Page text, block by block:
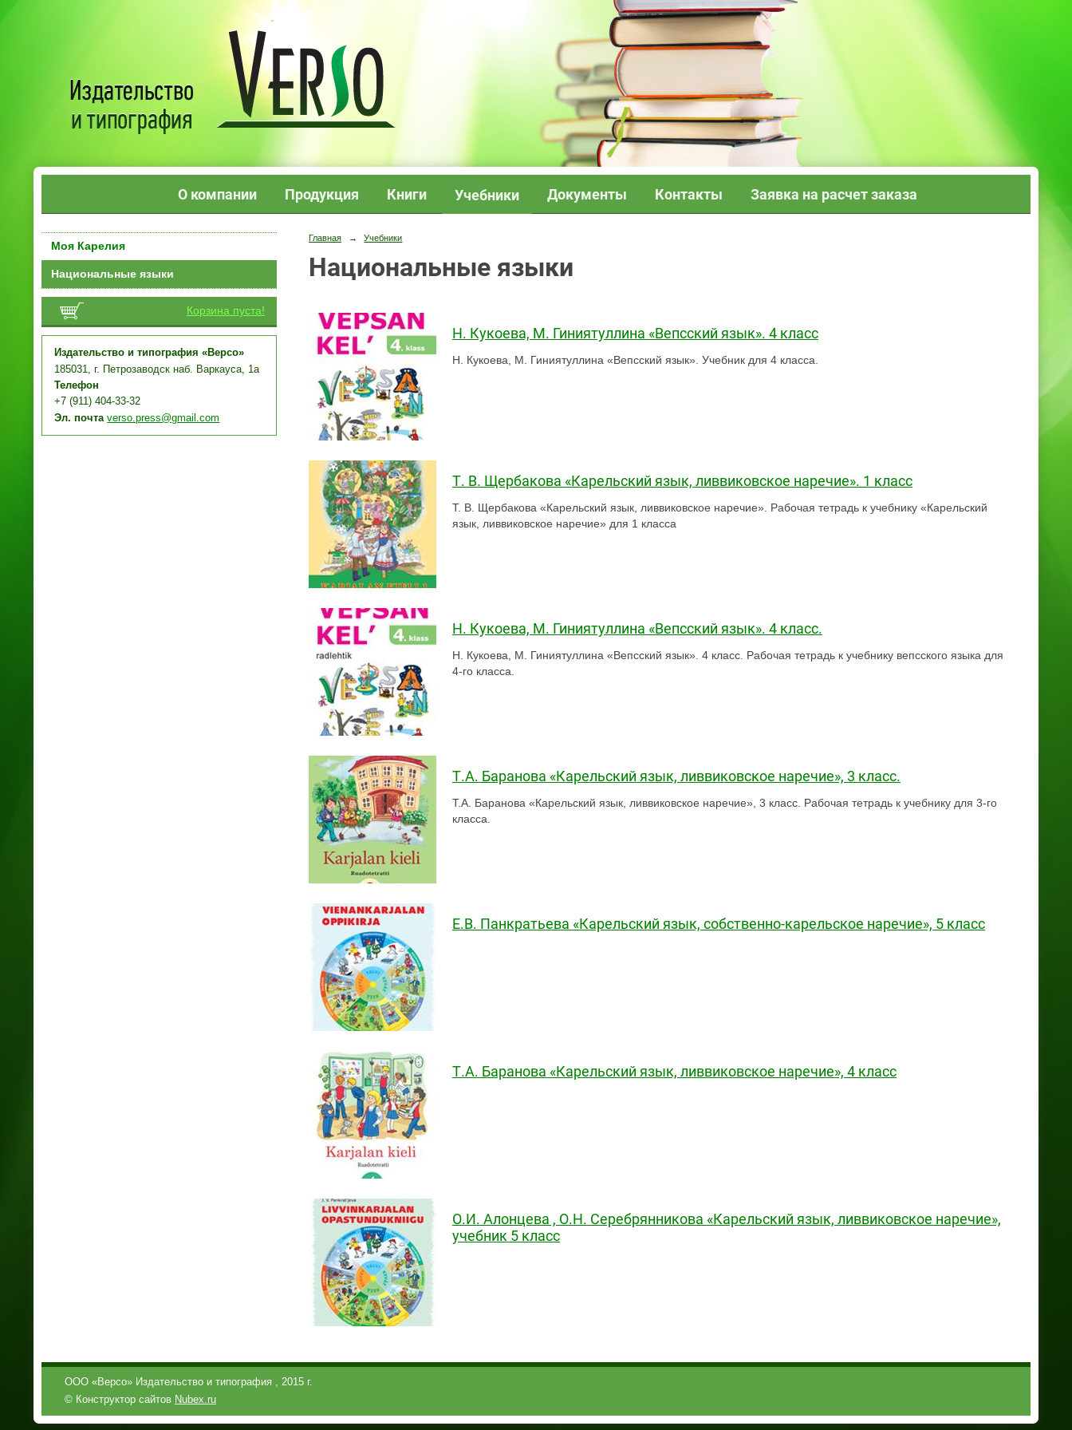
О компании Продукция Книги Учебники Документы Контакты Заявка на расчет заказа
Моя Карелия
Национальные языки
Корзина пуста!
Издательство и типография «Версо»
185031, г. Петрозаводск наб. Варкауса, 1а
Телефон
+7 (911) 404-33-32
Эл. почта verso.press@gmail.com
Главная → Учебники
Национальные языки
Н. Кукоева, М. Гиниятуллина «Вепсский язык». 4 класс
Н. Кукоева, М. Гиниятуллина «Вепсский язык». Учебник для 4 класса.
Т. В. Щербакова «Карельский язык, ливвиковское наречие». 1 класс
Т. В. Щербакова «Карельский язык, ливвиковское наречие». Рабочая тетрадь к учебнику «Карельский
язык, ливвиковское наречие» для 1 класса
Н. Кукоева, М. Гиниятуллина «Вепсский язык». 4 класс.
Н. Кукоева, М. Гиниятуллина «Вепсский язык». 4 класс. Рабочая тетрадь к учебнику вепсского языка для
4-го класса.
Т.А. Баранова «Карельский язык, ливвиковское наречие», 3 класс.
Т.А. Баранова «Карельский язык, ливвиковское наречие», 3 класс. Рабочая тетрадь к учебнику для 3-го
класса.
Е.В. Панкратьева «Карельский язык, собственно-карельское наречие», 5 класс
Т.А. Баранова «Карельский язык, ливвиковское наречие», 4 класс
О.И. Алонцева , О.Н. Серебрянникова «Карельский язык, ливвиковское наречие»,
учебник 5 класс
ООО «Версо» Издательство и типография , 2015 г.
© Конструктор сайтов Nubex.ru